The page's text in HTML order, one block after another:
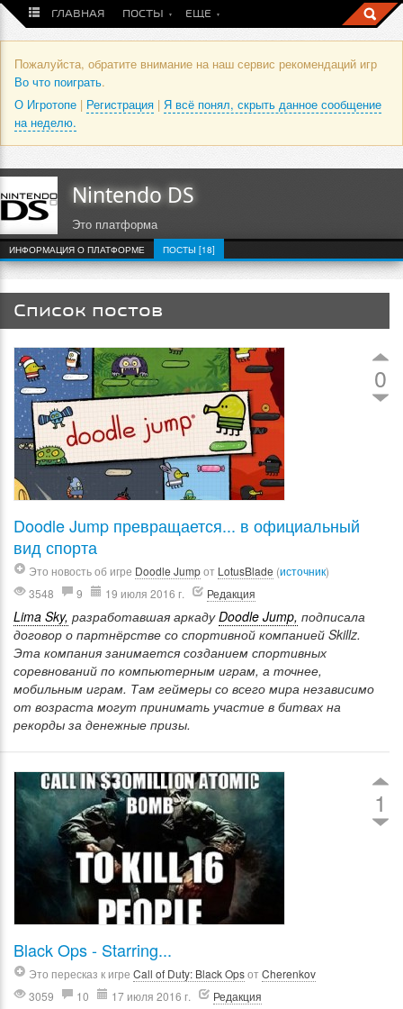
ГЛАВНАЯ ПОСТЫ ЕЩЕ
Пожалуйста, обратите внимание на наш сервис рекомендаций игр
Во что поиграть.
О Игротопе | Регистрация | Я всё понял, скрыть данное сообщение
на неделю.
Nintendo DS
Это платформа
ИНФОРМАЦИЯ О ПЛАТФОРМЕ ПОСТЫ [18]
Список постов
0
Doodle Jump превращается... в официальный
вид спорта
Это новость об игре Doodle Jumpот LotusBlade (источник)
3548
9 19 июля 2016 г. Редакция
Lima Sky, разработавшая аркадуDoodle Jump, подписала
договор о партнёрстве со спортивной компанией Skillz.
Эта компания занимается созданием спортивных
соревнований по компьютерным играм, а точнее,
мобильным играм. Там геймеры со всего мира независимо
от возраста могут принимать участие в битвах на
рекорды за денежные призы.
1
Black Ops - Starring...
Это пересказ к игре Call of Duty: Black OpsотCherenkov
3059
10 17 июля 2016 г. Редакция